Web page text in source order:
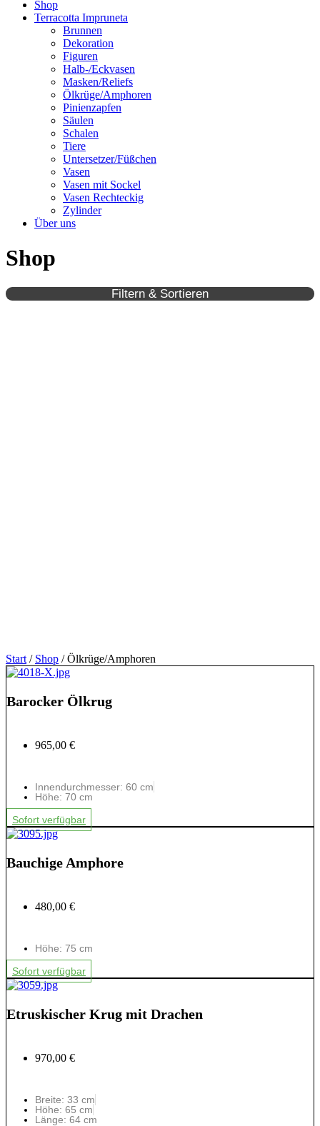
Shop
Terracotta Impruneta
Brunnen
Dekoration
Figuren
Halb-/Eckvasen
Masken/Reliefs
Ölkrüge/Amphoren
Pinienzapfen
Säulen
Schalen
Tiere
Untersetzer/Füßchen
Vasen
Vasen mit Sockel
Vasen Rechteckig
Zylinder
Über uns
Shop
Filtern & Sortieren
Start / Shop / Ölkrüge/Amphoren
Barocker Ölkrug
965,00 €
Innendurchmesser: 60 cm
Höhe: 70 cm
Sofort verfügbar
Bauchige Amphore
480,00 €
Höhe: 75 cm
Sofort verfügbar
Etruskischer Krug mit Drachen
970,00 €
Breite: 33 cm
Höhe: 65 cm
Länge: 64 cm